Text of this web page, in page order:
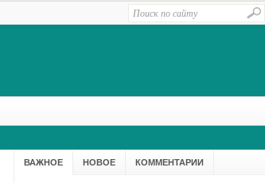
ВАЖНОЕ НОВОЕ КОММЕНТАРИИ